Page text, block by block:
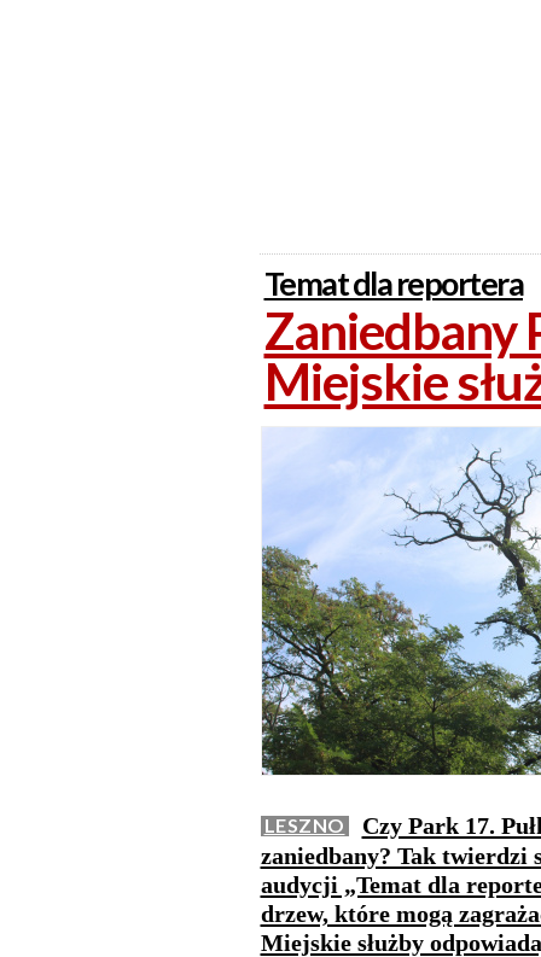
Temat dla reportera
Zaniedbany
Miejskie
LESZNO
Czy Park 17.
zaniedbany? Tak twierdzi
audycji „Temat dla
drzew, które mogą
Miejskie służby